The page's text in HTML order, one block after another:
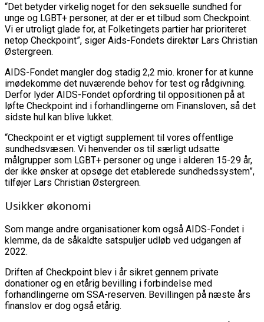
“Det betyder virkelig noget for den seksuelle sundhed for
unge og LGBT+ personer, at der er et tilbud som Checkpoint.
Vi er utroligt glade for, at Folketingets partier har prioriteret
netop Checkpoint”, siger Aids-Fondets direktør Lars Christian
Østergreen.
AIDS-Fondet mangler dog stadig 2,2 mio. kroner for at kunne
imødekomme det nuværende behov for test og rådgivning.
Derfor lyder AIDS-Fondet opfordring til oppositionen på at
løfte Checkpoint ind i forhandlingerne om Finansloven, så det
sidste hul kan blive lukket.
“Checkpoint er et vigtigt supplement til vores offentlige
sundhedsvæsen. Vi henvender os til særligt udsatte
målgrupper som LGBT+ personer og unge i alderen 15-29 år,
der ikke ønsker at opsøge det etablerede sundhedssystem”,
tilføjer Lars Christian Østergreen.
Usikker økonomi
Som mange andre organisationer kom også AIDS-Fondet i
klemme, da de såkaldte satspuljer udløb ved udgangen af
2022.
Driften af Checkpoint blev i år sikret gennem private
donationer og en etårig bevilling i forbindelse med
forhandlingerne om SSA-reserven. Bevillingen på næste års
finanslov er dog også etårig.